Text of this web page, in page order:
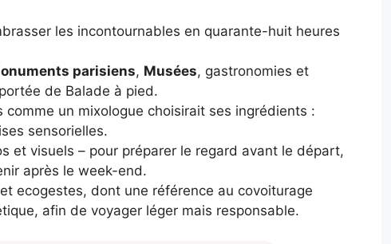
les incontournables en quarante-huit heures
parisiens, Musées, gastronomies et
de Balade à pied.
comme un mixologue choisirait ses ingrédients :
sensorielles.
et visuels – pour préparer le regard avant le départ,
après le week-end.
ecogestes, dont une référence au covoiturage
afin de voyager léger mais responsable.